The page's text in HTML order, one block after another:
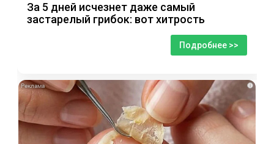
За 5 дней исчезнет даже самый
застарелый грибок: вот хитрость
Подробнее >>
i